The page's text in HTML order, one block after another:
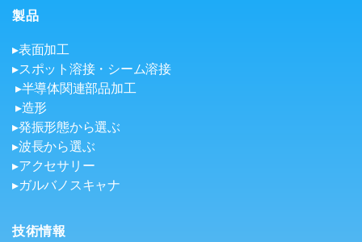
製品
▸表面加工
▸スポット溶接・シーム溶接
▸半導体関連部品加工
▸造形
▸発振形態から選ぶ
▸波長から選ぶ
▸アクセサリー
▸ガルバノスキャナ
技術情報